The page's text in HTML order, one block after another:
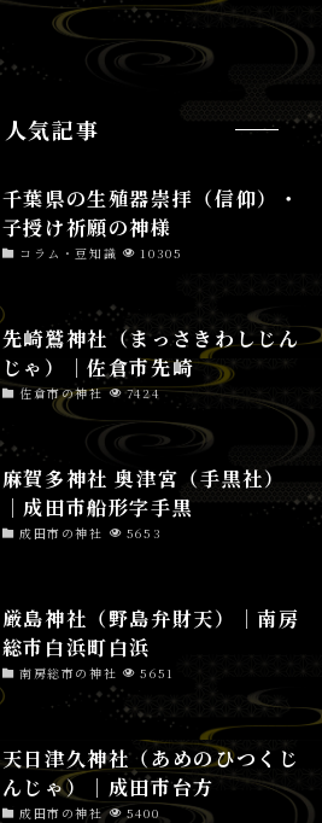
人気記事
千葉県の生殖器崇拝（信仰）・
子授け祈願の神様
コラム・豆知識 10305
先崎鷲神社（まっさきわしじん
じゃ）│佐倉市先崎
佐倉市の神社 7424
麻賀多神社 奥津宮（手黒社）
│成田市船形字手黒
成田市の神社 5653
厳島神社（野島弁財天）│南房
総市白浜町白浜
南房総市の神社 5651
天日津久神社（あめのひつくじ
んじゃ）│成田市台方
成田市の神社 5400